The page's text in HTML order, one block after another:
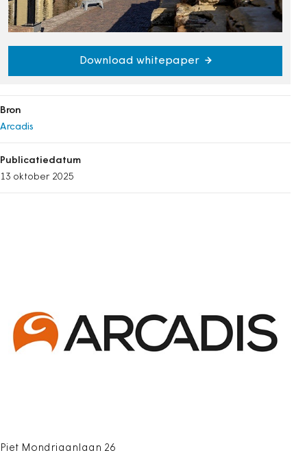
Download whitepaper
Bron
Arcadis
Publicatiedatum
13 oktober 2025
Piet Mondriaanlaan 26